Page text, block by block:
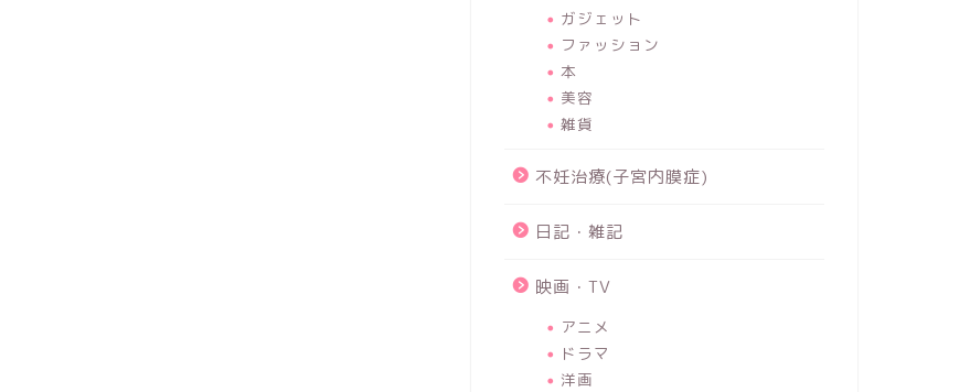
ガジェット
ファッション
本
美容
雑貨
不妊治療(子宮内膜症)
日記・雑記
映画・TV
アニメ
ドラマ
洋画